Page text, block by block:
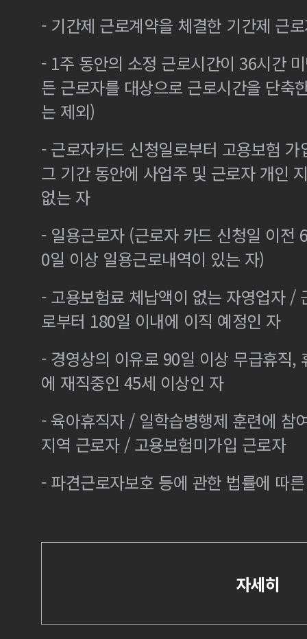
- 기간제 근로계약을 체결한 기간제 근
- 1주 동안의 소정 근로시간이 36시간
든 근로자를 대상으로 근로시간을 단축
는 제외)
- 근로자카드 신청일로부터 고용보험
그 기간 동안에 사업주 및 근로자 개인
없는 자
- 일용근로자 (근로자 카드 신청일 이전
0일 이상 일용근로내역이 있는 자)
- 고용보험료 체납액이 없는 자영업자 /
로부터 180일 이내에 이직 예정인 자
- 경영상의 이유로 90일 이상 무급휴직,
에 재직중인 45세 이상인 자
- 육아휴직자 / 일학습병행제 훈련에 참
지역 근로자 / 고용보험미가입 근로자
- 파견근로자보호 등에 관한 법률에 따
자세히